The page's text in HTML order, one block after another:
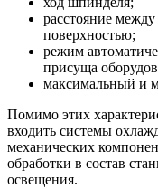
расстояние
поверхностью;
режим
присуща
максимальный и
Помимо этих
входить системы
механических
обработки в состав
освещения.